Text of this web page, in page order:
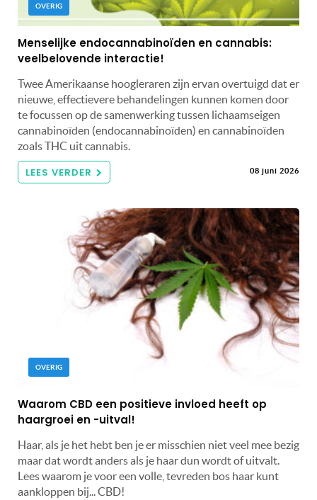
OVERIG
Menselijke endocannabinoïden en cannabis:
veelbelovende interactie!
Twee Amerikaanse hoogleraren zijn ervan overtuigd dat er
nieuwe, effectievere behandelingen kunnen komen door
te focussen op de samenwerking tussen lichaamseigen
cannabinoïden (endocannabinoïden) en cannabinoïden
zoals THC uit cannabis.
LEES VERDER 08 juni 2026
OVERIG
Waarom CBD een positieve invloed heeft op
haargroei en -uitval!
Haar, als je het hebt ben je er misschien niet veel mee bezig
maar dat wordt anders als je haar dun wordt of uitvalt.
Lees waarom je voor een volle, tevreden bos haar kunt
aankloppen bij... CBD!